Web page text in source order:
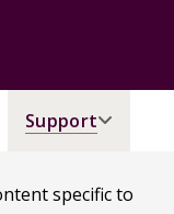
Support
specific to